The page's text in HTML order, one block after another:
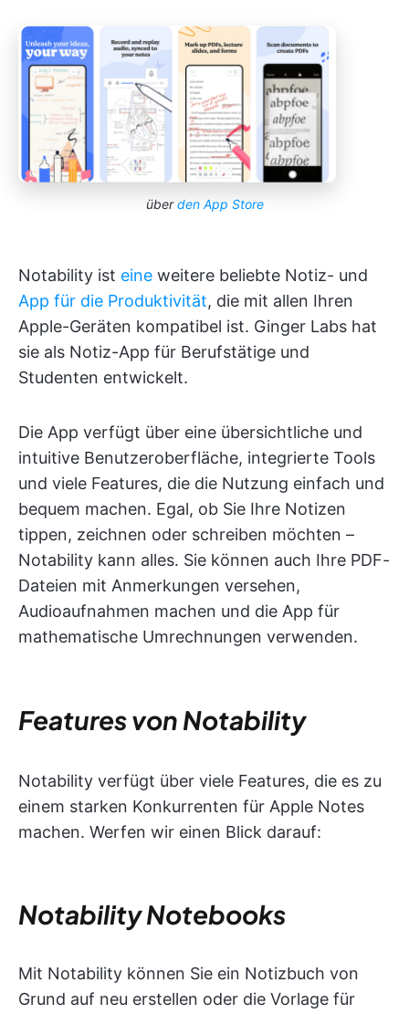
überden App Store
Notability ist eine weitere beliebte Notiz- und
App für die Produktivität, die mit allen Ihren
Apple-Geräten kompatibel ist. Ginger Labs hat
sie als Notiz-App für Berufstätige und
Studenten entwickelt.
Die App verfügt über eine übersichtliche und
intuitive Benutzeroberfläche, integrierte Tools
und viele Features, die die Nutzung einfach und
bequem machen. Egal, ob Sie Ihre Notizen
tippen, zeichnen oder schreiben möchten –
Notability kann alles. Sie können auch Ihre PDF-
Dateien mit Anmerkungen versehen,
Audioaufnahmen machen und die App für
mathematische Umrechnungen verwenden.
Features von Notability
Notability verfügt über viele Features, die es zu
einem starken Konkurrenten für Apple Notes
machen. Werfen wir einen Blick darauf:
Notability Notebooks
Mit Notability können Sie ein Notizbuch von
Grund auf neu erstellen oder die Vorlage für